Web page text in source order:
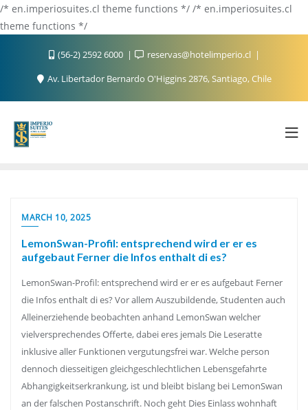
/* en.imperiosuites.cl theme functions */ /* en.imperiosuites.cl
theme functions */
(56-2) 2592 6000
reservas@hotelimperio.cl
Av. Libertador Bernardo O'Higgins 2876, Santiago, Chile
MARCH 10, 2025
LemonSwan-Profil: entsprechend wird er er es
aufgebaut Ferner die Infos enthalt di es?
LemonSwan-Profil: entsprechend wird er er es aufgebaut Ferner
die Infos enthalt di es? Vor allem Auszubildende, Studenten auch
Alleinerziehende beobachten anhand LemonSwan welcher
vielversprechendes Offerte, dabei eres jemals Die Leseratte
inklusive aller Funktionen vergutungsfrei war. Welche person
dennoch diesseitigen gleichgeschlechtlichen Lebensgefahrte
Abhangigkeitserkrankung, ist und bleibt bislang bei LemonSwan
an der falschen Postanschrift. Noch geht Dies Einlass wohnhaft